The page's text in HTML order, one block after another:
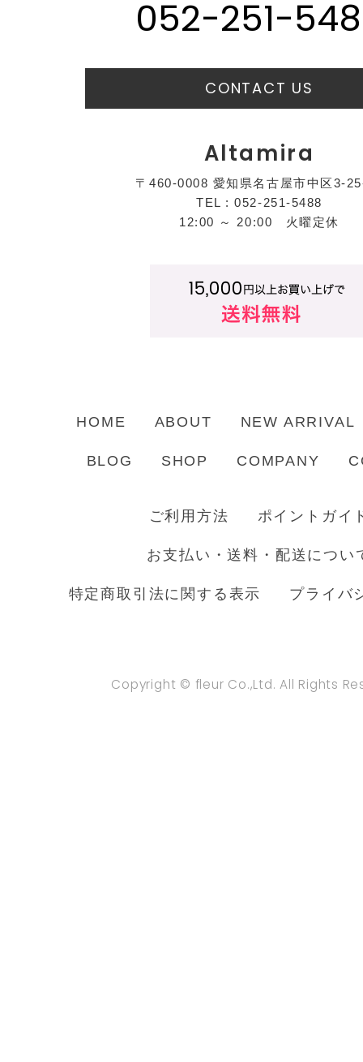
052-251-
CONTACT US
Altamira
〒460-0008 愛知県名古屋市中区3-
TEL : 052-251-5488
12:00 ～ 20:00 火曜定休
HOME ABOUT NEW ARRIVAL
BLOG SHOP COMPANY
ご利用方法 ポイントガイ
お支払い・送料・配送につい
特定商取引法に関する表示 プライバ
Copyright © fleur Co.,Ltd. All Rights